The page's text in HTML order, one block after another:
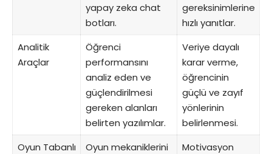
yapay zeka chat
botları.
gereksinimlerine
hızlı yanıtlar.
Analitik
Araçlar
Öğrenci
performansını
analiz eden ve
güçlendirilmesi
gereken alanları
belirten yazılımlar.
Veriye dayalı
karar verme,
öğrencinin
güçlü ve zayıf
yönlerinin
belirlenmesi.
Oyun Tabanlı
Oyun mekaniklerini
Motivasyon